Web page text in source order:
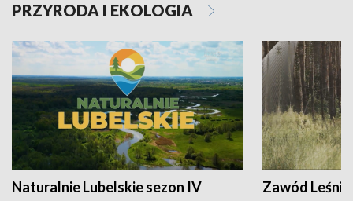
PRZYRODA I EKOLOGIA
Naturalnie Lubelskie sezon IV Zawód Leśnik